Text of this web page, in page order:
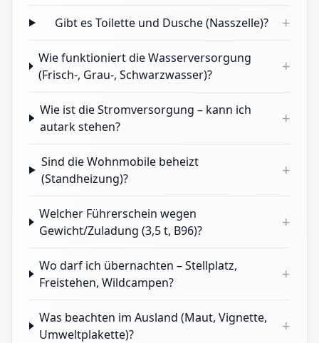
Gibt es Toilette und Dusche (Nasszelle)? +
Wie funktioniert die Wasserversorgung
(Frisch-, Grau-, Schwarzwasser)?
+
Wie ist die Stromversorgung – kann ich
autark stehen?
+
Sind die Wohnmobile beheizt
(Standheizung)?
+
Welcher Führerschein wegen
Gewicht/Zuladung (3,5 t, B96)?
+
Wo darf ich übernachten – Stellplatz,
Freistehen, Wildcampen?
+
Was beachten im Ausland (Maut, Vignette,
Umweltplakette)?
+